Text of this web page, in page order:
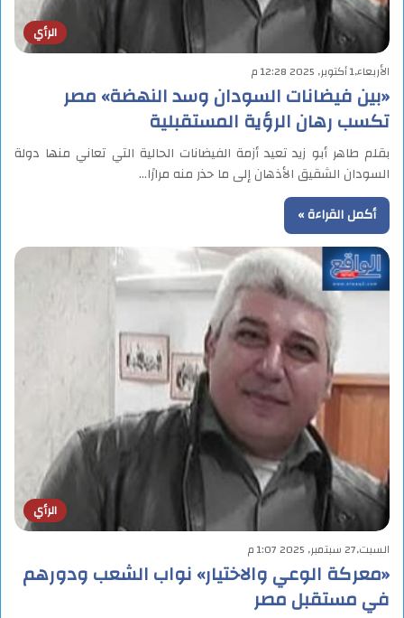
الرأي
الأربعاء,1 أكتوبر, 2025 12:28 م
«بين فيضانات السودان وسد النهضة» مصر
تكسب رهان الرؤية المستقبلية
بقلم طاهر أبو زيد تعيد أزمة الفيضانات الحالية التي تعاني منها دولة
السودان الشقيق الأذهان إلى ما حذر منه مرارًا…
أكمل القراءة »
الرأي
السبت,27 سبتمبر, 2025 1:07 م
«معركة الوعي والاختيار» نواب الشعب ودورهم
في مستقبل مصر